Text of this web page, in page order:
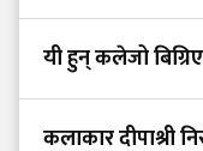
यी हुन् कलेजो
कलाकार दीपाश्री